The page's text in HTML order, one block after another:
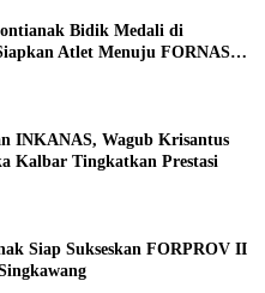
Bidik Medali di
Atlet Menuju FORNAS
INKANAS, Wagub Krisantus
Kalbar Tingkatkan Prestasi
Siap Sukseskan FORPROV II